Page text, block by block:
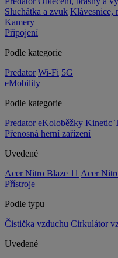
Sluchátka a zvuk Klávesnice,
Kamery
Připojení
Podle kategorie
Predator Wi-Fi 5G
eMobility
Podle kategorie
Predator eKoloběžky Kinetic
Přenosná herní zařízení
Uvedené
Acer Nitro Blaze 11 Acer
Přístroje
Podle typu
Čistička vzduchu Cirkulátor
Uvedené